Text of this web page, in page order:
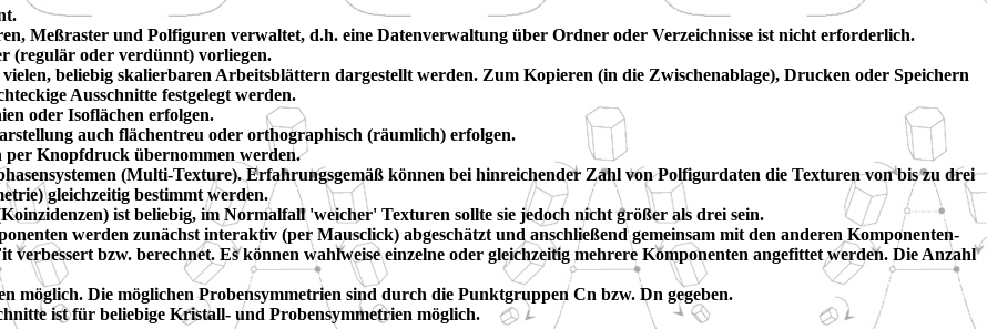
Meßraster und Polfiguren verwaltet, d.h. eine Datenverwaltung über Ordner oder Verzeichnisse ist nicht erforderlich.
(regulär oder verdünnt) vorliegen.
beliebig skalierbaren Arbeitsblättern dargestellt werden. Zum Kopieren (in die Zwischenablage), Drucken oder Speichern
Ausschnitte festgelegt werden.
oder Isoflächen erfolgen.
auch flächentreu oder orthographisch (räumlich) erfolgen.
per Knopfdruck übernommen werden.
(Multi-Texture). Erfahrungsgemäß können bei hinreichender Zahl von Polfigurdaten die Texturen von bis zu drei
gleichzeitig bestimmt werden.
ist beliebig, im Normalfall 'weicher' Texturen sollte sie jedoch nicht größer als drei sein.
werden zunächst interaktiv (per Mausclick) abgeschätzt und anschließend gemeinsam mit den anderen Komponenten-
bzw. berechnet. Es können wahlweise einzelne oder gleichzeitig mehrere Komponenten angefittet werden. Die Anzahl
möglich. Die möglichen Probensymmetrien sind durch die Punktgruppen Cn bzw. Dn gegeben.
ist für beliebige Kristall- und Probensymmetrien möglich.